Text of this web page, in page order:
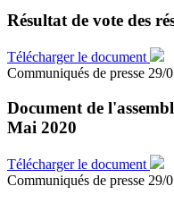
Résultat de vote des
Télécharger le document
Communiqués de presse 29/
Document de
Mai 2020
Télécharger le document
Communiqués de presse 29/